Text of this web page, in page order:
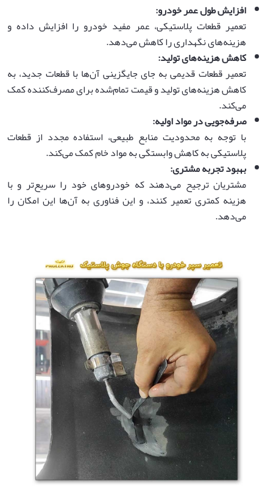
افزایش طول عمر خودرو:
تعمیر قطعات پلاستیکی، عمر مفید خودرو را افزایش داده و
هزینه‌های نگهداری را کاهش می‌دهد.
کاهش هزینه‌های تولید:
تعمیر قطعات قدیمی به جای جایگزینی آن‌ها با قطعات جدید، به
کاهش هزینه‌های تولید و قیمت تمام‌شده برای مصرف‌کننده کمک
می‌کند.
صرفه‌جویی در مواد اولیه:
با توجه به محدودیت منابع طبیعی، استفاده مجدد از قطعات
پلاستیکی به کاهش وابستگی به مواد خام کمک می‌کند.
بهبود تجربه مشتری:
مشتریان ترجیح می‌دهند که خودروهای خود را سریع‌تر و با
هزینه کمتری تعمیر کنند، و این فناوری به آن‌ها این امکان را
می‌دهد.